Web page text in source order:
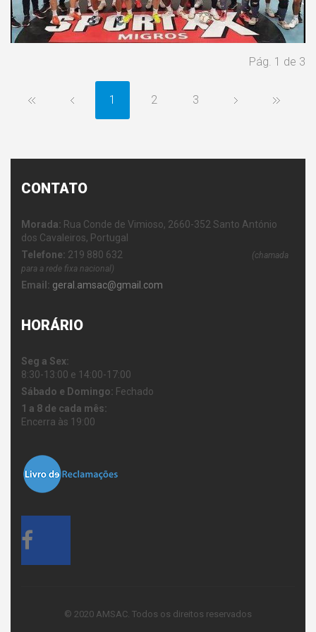
Pág. 1 de 3
1 2 3
CONTATO
Morada: Rua Conde de Vimioso, 2660-352 Santo António
dos Cavaleiros, Portugal
Telefone: 219 880 632
(chamada
para a rede fixa nacional)
Email: geral.amsac@gmail.com
HORÁRIO
Seg a Sex:
8:30-13:00 e 14:00-17:00
Sábado e Domingo: Fechado
1 a 8 de cada mês:
Encerra às 19:00
© 2020 AMSAC. Todos os direitos reservados